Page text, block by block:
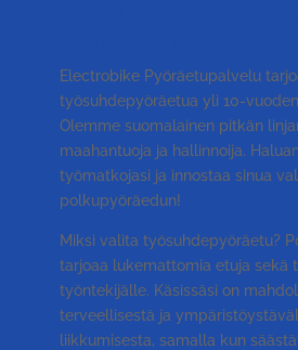
Electrobike Pyöräetupalvelu
työsuhdepyöräetua yli 10-
Olemme suomalainen pitkän
maahantuoja ja hallinnoija.
työmatkojasi ja innostaa sinua
polkupyöräedun!
Miksi valita työsuhdepyöräetu?
tarjoaa lukemattomia etuja sekä
työntekijälle. Käsissäsi on
terveellisestä ja
liikkumisesta, samalla kun